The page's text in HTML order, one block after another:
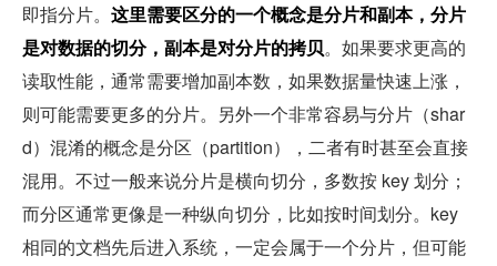
即指分片。 这里需要区分的一个概念是分片和副本，分片
是对数据的切分，副本是对分片的拷贝。如果要求更高的
读取性能，通常需要增加副本数，如果数据量快速上涨，
则可能需要更多的分片。另外一个非常容易与分片（shar
d）混淆的概念是分区（partition），二者有时甚至会直接
混用。不过一般来说分片是横向切分，多数按 key 划分；
而分区通常更像是一种纵向切分，比如按时间划分。key
相同的文档先后进入系统，一定会属于一个分片，但可能